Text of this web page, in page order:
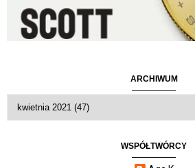
ARCHIWUM
WSPÓŁTWÓRCY